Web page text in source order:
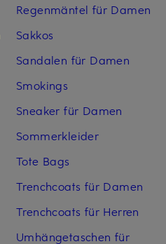
Regenmäntel für Damen
Sakkos
Sandalen für Damen
Smokings
Sneaker für Damen
Sommerkleider
Tote Bags
Trenchcoats für Damen
Trenchcoats für Herren
Umhängetaschen für